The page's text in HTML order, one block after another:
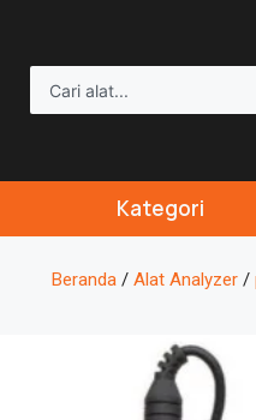
Kategori
Beranda/ Alat Analyzer/